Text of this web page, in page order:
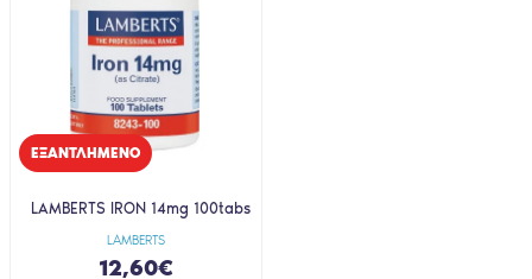
EΞΑΝΤΛΗΜΈΝΟ
LAMBERTS
LAMBERTS IRON 14mg 100tabs
12,60€